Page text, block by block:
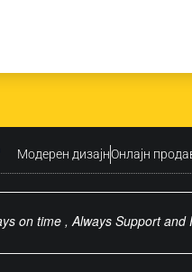
Модерен дизајнOнлајн
on time , Always Support